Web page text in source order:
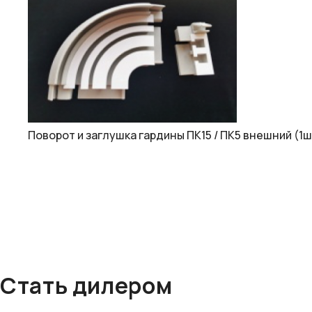
Поворот и заглушка гардины ПК15 / ПК5 внешний
Стать дилером